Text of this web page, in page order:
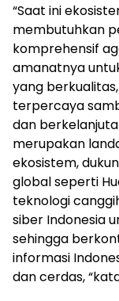
“Saat ini
membutuhkan
komprehensif
amanatnya
yang
terpercaya
dan
merupakan
ekosistem,
global seperti
teknologi
siber Indonesia
sehingga
informasi
dan cerdas,